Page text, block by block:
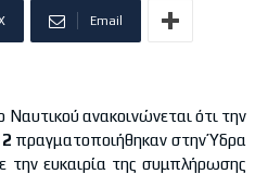
Email
ανακοινώνεται ότι την
πραγματοποιήθηκαν στην Ύδρα
την ευκαιρία της συμπλήρωσης